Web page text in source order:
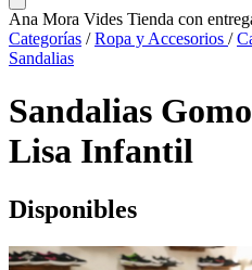
Ana Mora Vides Tienda con
Categorías / Ropa y Accesorios /
Sandalias
Sandalias
Lisa Infantil
Disponibles